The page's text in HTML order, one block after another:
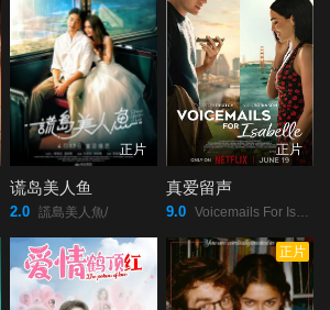
正片
谎岛美人鱼
2.0 謊島美人魚/
正片
真爱留声
9.0 Voicemails For Isabelle/
正片